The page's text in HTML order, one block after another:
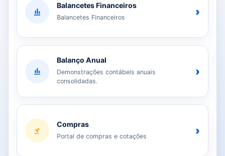
Balancetes Financeiros
Balancetes Financeiros ›
Balanço Anual
Demonstrações contábeis anuais
consolidadas.
›
Compras
Portal de compras e cotações ›